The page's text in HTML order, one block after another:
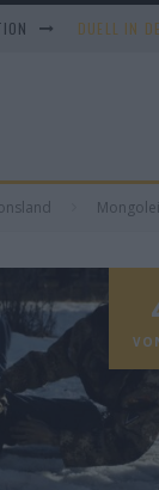
DUELL IN
Mongolei